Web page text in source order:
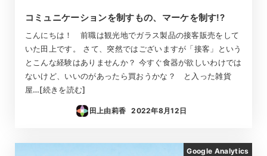
コミュニケーションを制すもの、マーケを制す!?
こんにちは！ 前職は観光地でガラス製品の接客販売をして
いた田上です。 さて、突然ではございますが「接客」という
とこんな経験はありませんか？ 今すぐ食器が欲しいわけでは
ないけど、いいのがあったら買おうかな？ と入った雑貨
屋…[続きを読む]
田上由莉香
投稿日
2022年8月12日
Google Analytics